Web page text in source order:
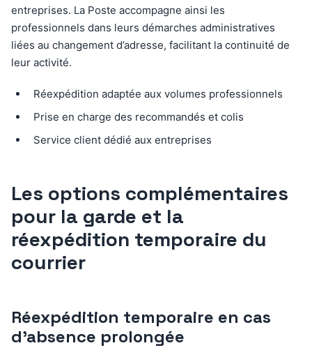
entreprises. La Poste accompagne ainsi les
professionnels dans leurs démarches administratives
liées au changement d’adresse, facilitant la continuité de
leur activité.
Réexpédition adaptée aux volumes professionnels
Prise en charge des recommandés et colis
Service client dédié aux entreprises
Les options complémentaires
pour la garde et la
réexpédition temporaire du
courrier
Réexpédition temporaire en cas
d’absence prolongée